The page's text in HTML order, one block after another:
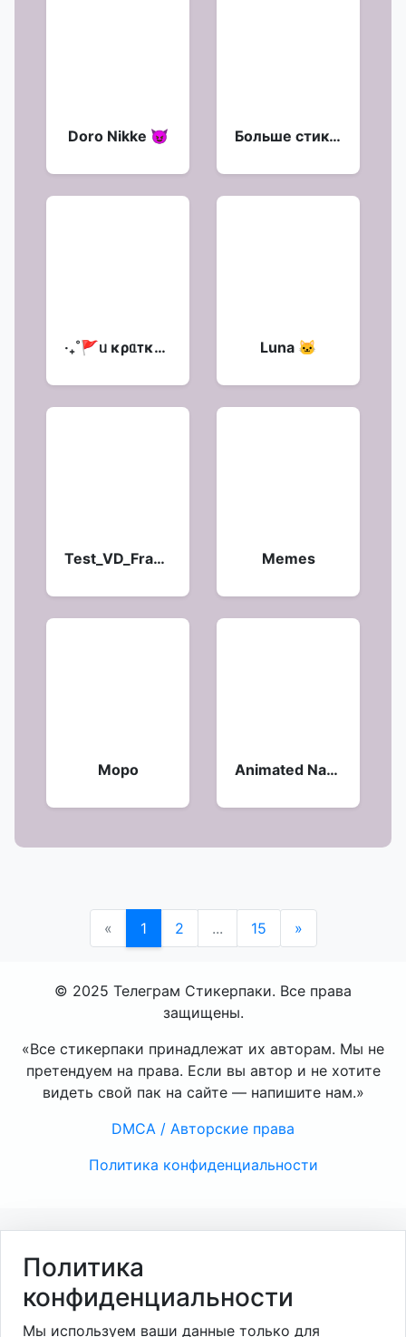
Doro Nikke 😈 Больше стиков тут:
‧₊˚🚩ᥙ κρᥲᴛκᥙᥔ ✩ ᥙ.н.ʍ.ᴛ. 8 Luna 🐱
Test_VD_FramateFps Memes
Моро Animated Naruto
« 1 2 ... 15 »
© 2025 Телеграм Стикерпаки. Все права
защищены.
«Все стикерпаки принадлежат их авторам. Мы не
претендуем на права. Если вы автор и не хотите
видеть свой пак на сайте — напишите нам.»
DMCA / Авторские права
Политика конфиденциальности
Политика
конфиденциальности
Мы используем ваши данные только для